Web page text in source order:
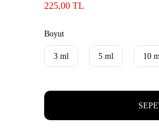
225,00 TL
Boyut
3 ml 5 ml 10